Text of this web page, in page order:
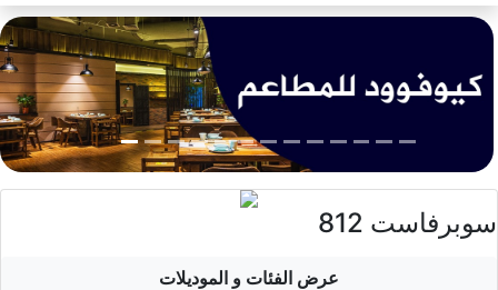
812 سوبرفاست
عرض الفئات و الموديلات